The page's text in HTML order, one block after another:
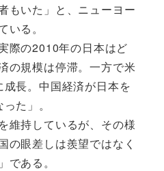
もいた」と、ニューヨー
いる。
際の2010年の日本はど
の規模は停滞。一方で米
長。中国経済が日本を
た」。
維持しているが、その様
の眼差しは羨望ではなく
である。